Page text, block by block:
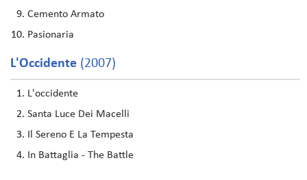
Cemento Armato
Pasionaria
L'Occidente (2007)
L'occidente
Santa Luce Dei Macelli
Il Sereno E La Tempesta
In Battaglia - The Battle